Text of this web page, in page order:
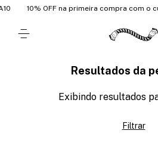
10% OFF na primeira compra com o cupom:
Resultados da
Exibindo resultados
Filtrar